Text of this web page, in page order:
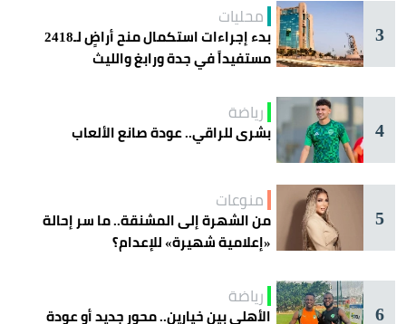
3
محليات
بدء إجراءات استكمال منح أراضٍ لـ2418
مستفيداً في جدة ورابغ والليث
4
رياضة
بشرى للراقي.. عودة صانع الألعاب
5
منوعات
من الشهرة إلى المشنقة.. ما سر إحالة
«إعلامية شهيرة» للإعدام؟
6
رياضة
الأهلي بين خيارين.. محور جديد أو عودة